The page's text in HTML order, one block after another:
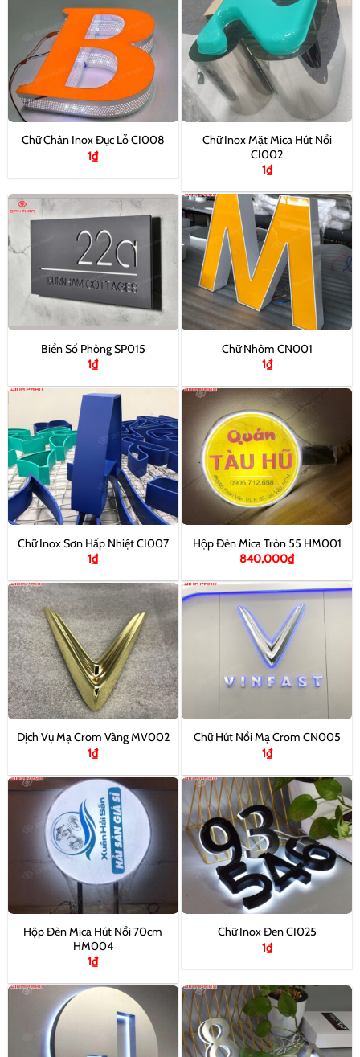
Chữ Chân Inox Đục Lỗ CI008
1₫
Chữ Inox Mặt Mica Hút Nổi
CI002
1₫
Biển Số Phòng SP015
1₫
Chữ Nhôm CN001
1₫
Chữ Inox Sơn Hấp Nhiệt CI007
1₫
Hộp Đèn Mica Tròn 55 HM001
840,000₫
Dịch Vụ Mạ Crom Vàng MV002
1₫
Chữ Hút Nổi Mạ Crom CN005
1₫
Hộp Đèn Mica Hút Nổi 70cm
HM004
1₫
Chữ Inox Đen CI025
1₫